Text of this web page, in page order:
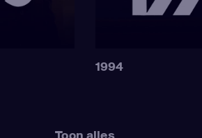
1994
Toon alles